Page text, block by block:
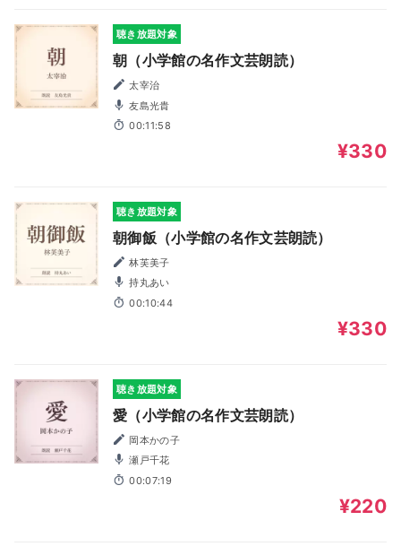
聴き放題対象
朝（小学館の名作文芸朗読）
太宰治
友島光貴
00:11:58
¥330
聴き放題対象
朝御飯（小学館の名作文芸朗読）
林芙美子
持丸あい
00:10:44
¥330
聴き放題対象
愛（小学館の名作文芸朗読）
岡本かの子
瀬戸千花
00:07:19
¥220